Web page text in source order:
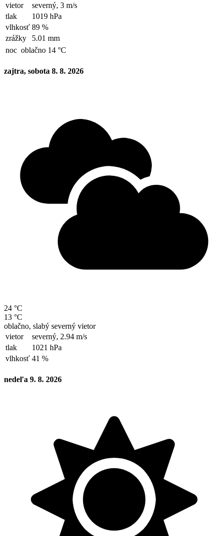
vietor
severný, 3 m/s
tlak
1019 hPa
vlhkosť 89 %
zrážky
5.01 mm
noc oblačno 14 °C
zajtra, sobota 8. 8. 2026
24 °C
13 °C
oblačno, slabý severný vietor
vietor
severný, 2.94 m/s
tlak
1021 hPa
vlhkosť 41 %
nedeľa 9. 8. 2026